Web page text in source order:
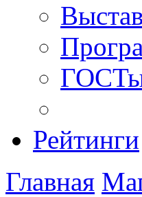
Рейтинги
Главная